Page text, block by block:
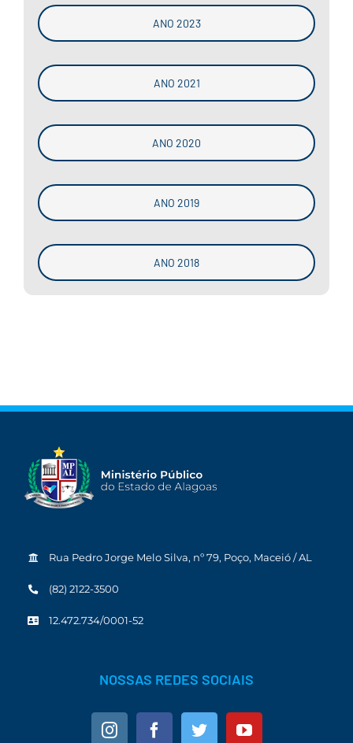
ANO 2023
ANO 2021
ANO 2020
ANO 2019
ANO 2018
Rua Pedro Jorge Melo Silva, nº 79, Poço, Maceió / AL
(82) 2122-3500
12.472.734/0001-52
NOSSAS REDES SOCIAIS